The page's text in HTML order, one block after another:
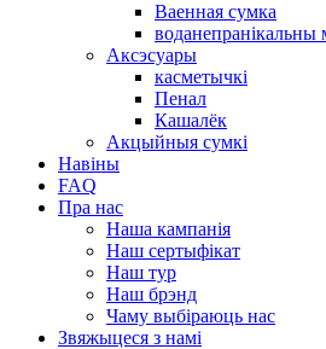
Ваенная сумка
воданепранікальны
Аксэсуары
касметычкі
Пенал
Кашалёк
Акцыйныя сумкі
Навіны
FAQ
Пра нас
Наша кампанія
Наш сертыфікат
Наш тур
Наш брэнд
Чаму выбіраюць нас
Звяжыцеся з намі